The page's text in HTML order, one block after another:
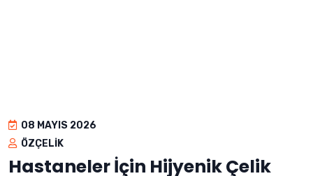
08 MAYIS 2026
ÖZÇELIK
Hastaneler İçin Hijyenik Çelik